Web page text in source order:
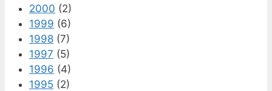
2000 (2)
1999 (6)
1998 (7)
1997 (5)
1996 (4)
1995 (2)